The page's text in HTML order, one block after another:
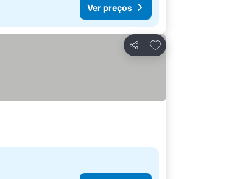
Ver preços
Partilhar
Adicionar aos favoritos